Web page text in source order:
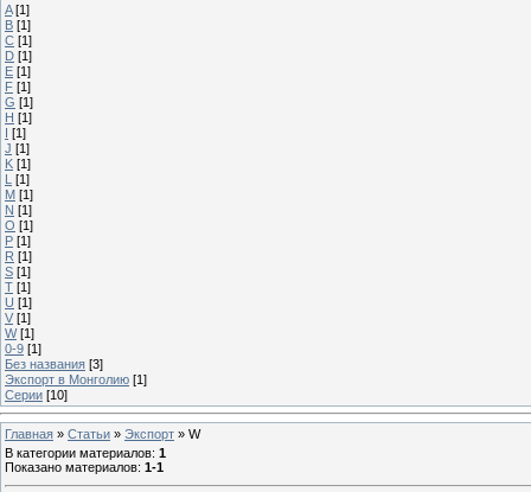
A [1]
B [1]
C [1]
D [1]
E [1]
F [1]
G [1]
H [1]
I [1]
J [1]
K [1]
L [1]
M [1]
N [1]
O [1]
P [1]
R [1]
S [1]
T [1]
U [1]
V [1]
W [1]
0-9 [1]
Без названия [3]
Экспорт в Монголию [1]
Серии [10]
Главная » Статьи » Экспорт » W
В категории материалов: 1
Показано материалов: 1-1